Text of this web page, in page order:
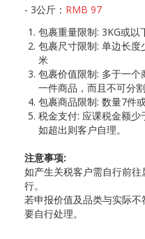
- 3公斤： RMB 97
包裹重量限制: 3KG或以
包裹尺寸限制: 单边长
米
包裹价值限制: 多于一
一件商品，而且不可分
包裹商品限制: 数量7件
税金支付: 应课税金额少
如超出则客户自理。
注意事项:
如产生关税客户需自行前
行。
若申报价值及品类与实际
要自行处理。